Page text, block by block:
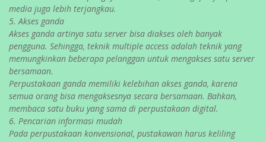
media juga lebih terjangkau.
5. Akses ganda
Akses ganda artinya satu server bisa diakses oleh banyak
pengguna. Sehingga, teknik multiple access adalah teknik yang
memungkinkan beberapa pelanggan untuk mengakses satu server
bersamaan.
Perpustakaan ganda memiliki kelebihan akses ganda, karena
semua orang bisa mengaksesnya secara bersamaan. Bahkan,
membaca satu buku yang sama di perpustakaan digital.
6. Pencarian informasi mudah
Pada perpustakaan konvensional, pustakawan harus keliling